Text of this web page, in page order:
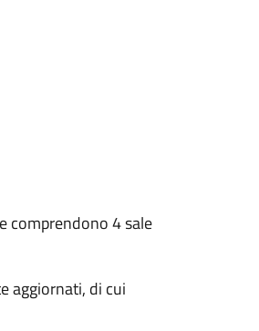
comprendono 4 sale
aggiornati, di cui